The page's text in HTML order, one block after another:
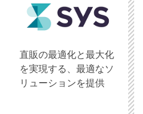
直販の最適化と最大化
を実現する、最適なソ
リューションを提供